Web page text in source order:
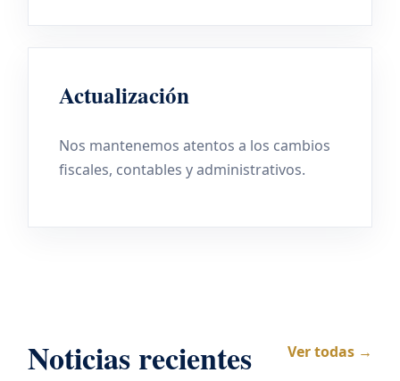
Actualización
Nos mantenemos atentos a los cambios
fiscales, contables y administrativos.
Noticias recientes Ver todas →